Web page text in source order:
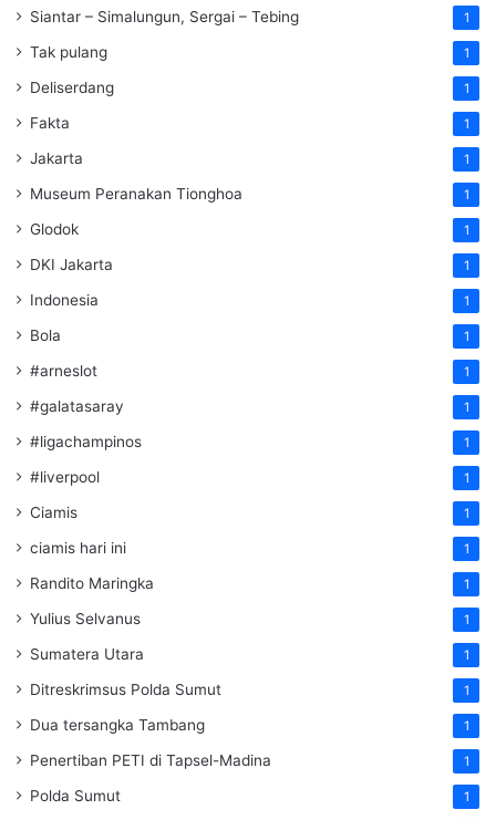
Siantar – Simalungun, Sergai – Tebing 1
Tak pulang 1
Deliserdang 1
Fakta 1
Jakarta 1
Museum Peranakan Tionghoa 1
Glodok 1
DKI Jakarta 1
Indonesia 1
Bola 1
#arneslot 1
#galatasaray 1
#ligachampinos 1
#liverpool 1
Ciamis 1
ciamis hari ini 1
Randito Maringka 1
Yulius Selvanus 1
Sumatera Utara 1
Ditreskrimsus Polda Sumut 1
Dua tersangka Tambang 1
Penertiban PETI di Tapsel-Madina 1
Polda Sumut 1